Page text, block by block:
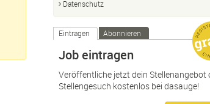
Datenschutz
Eintragen Abonnieren
Job eintragen
Veröffentliche jetzt dein Stellenangebot
Stellengesuch kostenlos bei dasauge!